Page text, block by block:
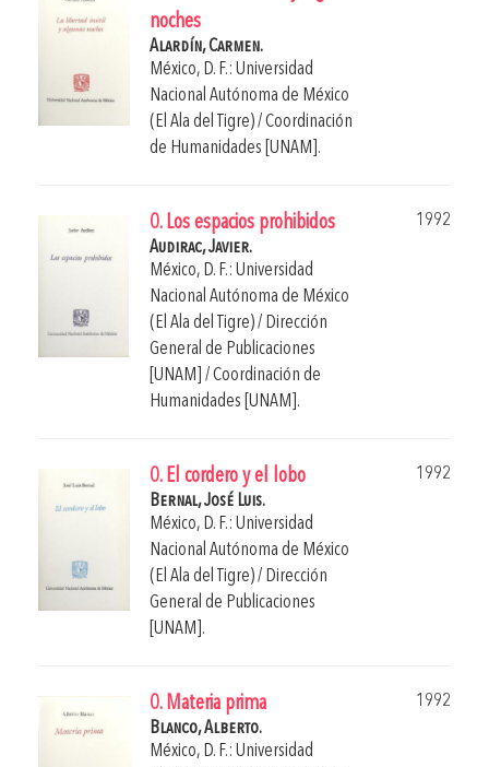
noches
Alardín, Carmen.
México, D. F.: Universidad
Nacional Autónoma de México
(El Ala del Tigre) / Coordinación
de Humanidades [UNAM].
0. Los espacios prohibidos
1992
Audirac, Javier.
México, D. F.: Universidad
Nacional Autónoma de México
(El Ala del Tigre) / Dirección
General de Publicaciones
[UNAM] / Coordinación de
Humanidades [UNAM].
0. El cordero y el lobo
1992
Bernal, José Luis.
México, D. F.: Universidad
Nacional Autónoma de México
(El Ala del Tigre) / Dirección
General de Publicaciones
[UNAM].
0. Materia prima
1992
Blanco, Alberto.
México, D. F.: Universidad